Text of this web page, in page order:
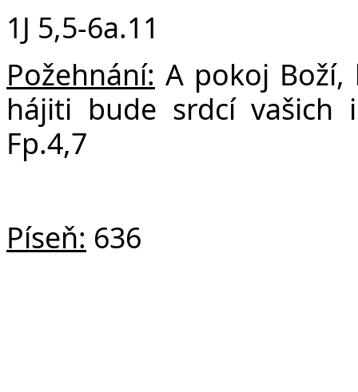
1J 5,5-6a.11
Požehnání: A pokoj Boží,
hájiti bude srdcí vašich
Fp.4,7
Píseň: 636